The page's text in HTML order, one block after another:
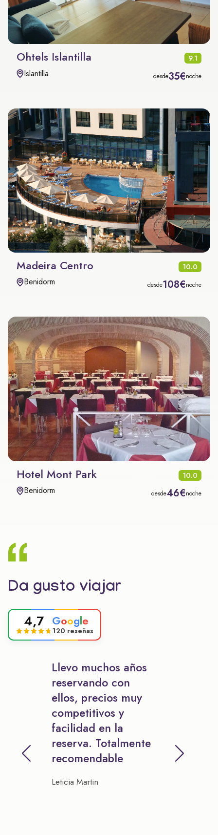
Ohtels Islantilla 9.1
Islantilla desde35€noche
Madeira Centro 10.0
Benidorm desde108€noche
Hotel Mont Park 10.0
Benidorm desde46€noche
Da gusto viajar
4,7 Google
120 reseñas
Llevo muchos años
reservando con
ellos, precios muy
competitivos y
facilidad en la
reserva. Totalmente
recomendable
Leticia Martin